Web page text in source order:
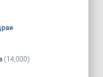
(14,000)